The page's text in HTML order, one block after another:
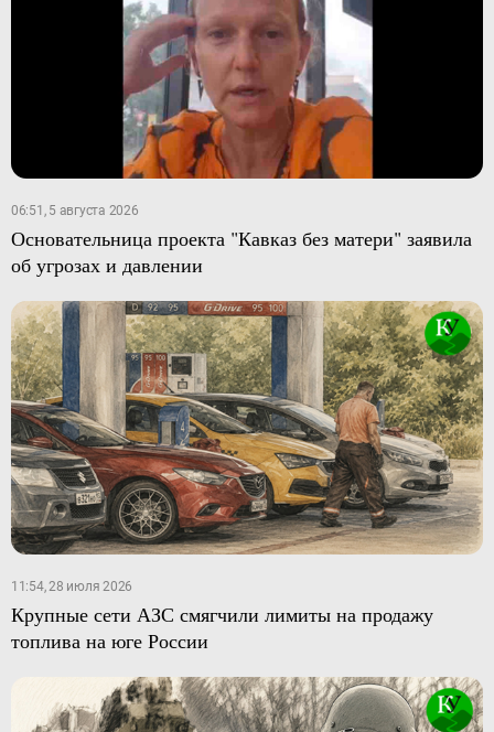
06:51, 5 августа 2026
Основательница проекта "Кавказ без матери" заявила
об угрозах и давлении
11:54, 28 июля 2026
Крупные сети АЗС смягчили лимиты на продажу
топлива на юге России